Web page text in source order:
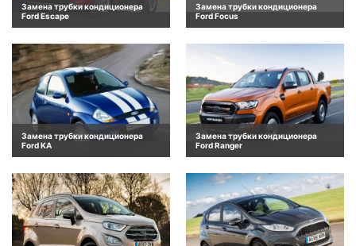
Замена трубки кондиционера
Ford Escape
Замена трубки кондиционера
Ford Focus
Замена трубки кондиционера
Ford KA
Замена трубки кондиционера
Ford Ranger